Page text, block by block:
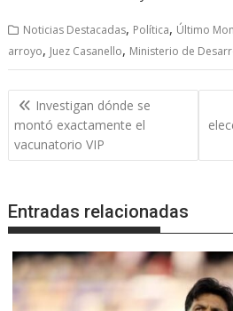
Noticias Destacadas, Política, Último
arroyo, Juez Casanello, Ministerio de
Navegación
de
entradas
Investigan dónde se
montó exactamente el
vacunatorio VIP
Entradas relacionadas